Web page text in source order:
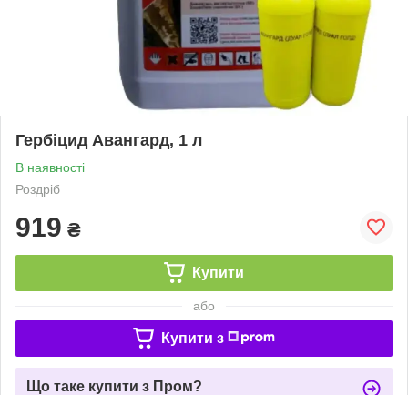
Гербіцид Авангард, 1 л
В наявності
Роздріб
919 ₴
Купити
або
Купити з
Що таке купити з Пром?